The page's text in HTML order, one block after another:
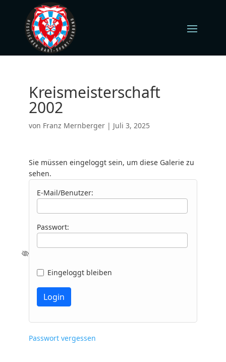
Kreismeisterschaft
2002
von Franz Mernberger| Juli 3, 2025
Sie müssen eingeloggt sein, um diese Galerie zu
sehen.
E-Mail/Benutzer:
Passwort:
Eingeloggt bleiben
Passwort vergessen